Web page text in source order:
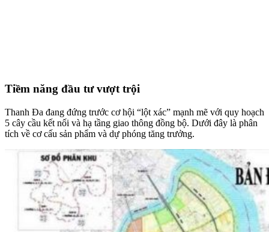
Tiềm năng đầu tư vượt trội
Thanh Đa đang đứng trước cơ hội “lột xác” mạnh mẽ với quy hoạch
5 cây cầu kết nối và hạ tầng giao thông đồng bộ. Dưới đây là phân
tích về cơ cấu sản phẩm và dự phóng tăng trưởng.